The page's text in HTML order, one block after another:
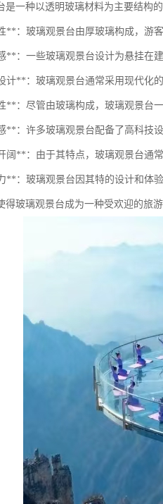
是一种以透明玻璃材料为主要结构
**：玻璃观景台由厚玻璃构成，游
**：一些玻璃观景台设计为悬挂在
计**：玻璃观景台通常采用现代化
**：尽管由玻璃构成，玻璃观景台
**：许多玻璃观景台配备了高科技
阔**：由于其特点，玻璃观景台通
**：玻璃观景台因其特的设计和体
得玻璃观景台成为一种受欢迎的旅